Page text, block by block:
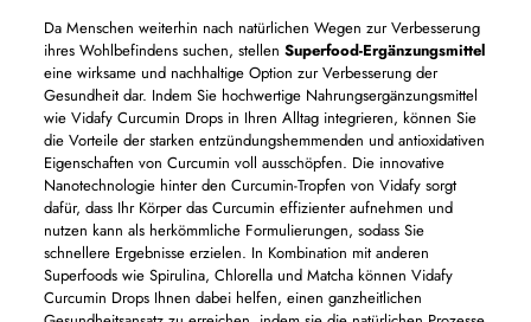
Da Menschen weiterhin nach natürlichen Wegen zur Verbesserung
ihres Wohlbefindens suchen, stellen Superfood-Ergänzungsmittel
eine wirksame und nachhaltige Option zur Verbesserung der
Gesundheit dar. Indem Sie hochwertige Nahrungsergänzungsmittel
wie Vidafy Curcumin Drops in Ihren Alltag integrieren, können Sie
die Vorteile der starken entzündungshemmenden und antioxidativen
Eigenschaften von Curcumin voll ausschöpfen. Die innovative
Nanotechnologie hinter den Curcumin-Tropfen von Vidafy sorgt
dafür, dass Ihr Körper das Curcumin effizienter aufnehmen und
nutzen kann als herkömmliche Formulierungen, sodass Sie
schnellere Ergebnisse erzielen. In Kombination mit anderen
Superfoods wie Spirulina, Chlorella und Matcha können Vidafy
Curcumin Drops Ihnen dabei helfen, einen ganzheitlichen